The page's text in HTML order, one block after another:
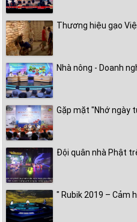
Thương hiệu gạo
Nhà nông - Doanh
Gặp mặt "Nhớ ngày
Đội quân nhà Phật
" Rubik 2019 – Cảm